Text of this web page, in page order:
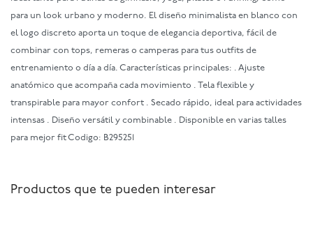
para un look urbano y moderno. El diseño minimalista en blanco con
el logo discreto aporta un toque de elegancia deportiva, fácil de
combinar con tops, remeras o camperas para tus outfits de
entrenamiento o día a día. Características principales: . Ajuste
anatómico que acompaña cada movimiento . Tela flexible y
transpirable para mayor confort . Secado rápido, ideal para actividades
intensas . Diseño versátil y combinable . Disponible en varias talles
para mejor fit Codigo: B295251
Productos que te pueden interesar